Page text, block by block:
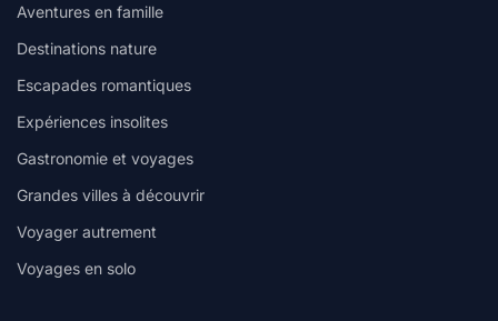
Aventures en famille
Destinations nature
Escapades romantiques
Expériences insolites
Gastronomie et voyages
Grandes villes à découvrir
Voyager autrement
Voyages en solo